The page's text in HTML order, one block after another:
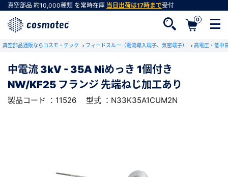
真空部品 約10,000種類 を常時在庫 当日出荷は17時まで受付
0
真空部品通販ならコスモ・テック フィードスルー（電流導入端子、気密端子） 高電圧・低中
中電流 3kV - 35A Niめっき 1個付き
NW/KF25 フランジ 先端ねじ加工あり
製品コード ：11526 型式 ：N33K35A1CUM2N
RoHS2適合報告書のダウンロード
下記製品のRoHS2適合報告書のダウンロードをします。
中電流 3kV - 35A Niめっき 1個付き
NW/KF25 フランジ 先端ねじ加工あり
型式 ：N33K35A1CUM2N 製品コード ：11526
会員登録がお済みでない方
会員登録をすれば、便利な機能がご利用いただけ